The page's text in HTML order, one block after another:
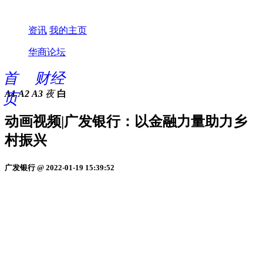
资讯 我的主页
华商论坛
首
页
财经
A1 A2 A3 夜 白
动画视频|广发银行：以金融力量助力乡
村振兴
广发银行 @ 2022-01-19 15:39:52